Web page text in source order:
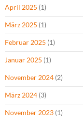
April 2025 (1)
März 2025 (1)
Februar 2025 (1)
Januar 2025 (1)
November 2024 (2)
März 2024 (3)
November 2023 (1)